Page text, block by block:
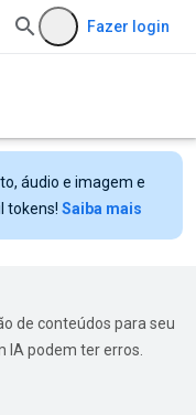
Fazer login
áudio e imagem e
tokens! Saiba mais
de conteúdos para seu
IA podem ter erros.